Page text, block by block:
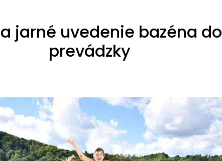
jarné uvedenie bazéna do
prevádzky